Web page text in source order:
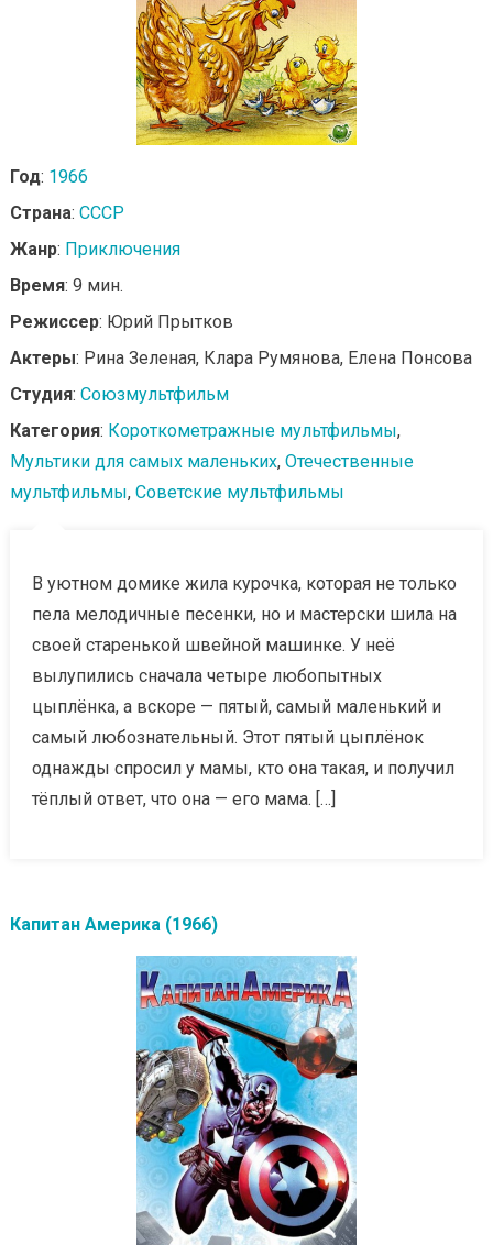
Год: 1966
Страна: СССР
Жанр: Приключения
Время: 9 мин.
Режиссер: Юрий Прытков
Актеры: Рина Зеленая, Клара Румянова, Елена Понсова
Студия: Союзмультфильм
Категория: Короткометражные мультфильмы,
Мультики для самых маленьких, Отечественные
мультфильмы, Советские мультфильмы
В уютном домике жила курочка, которая не только
пела мелодичные песенки, но и мастерски шила на
своей старенькой швейной машинке. У неё
вылупились сначала четыре любопытных
цыплёнка, а вскоре — пятый, самый маленький и
самый любознательный. Этот пятый цыплёнок
однажды спросил у мамы, кто она такая, и получил
тёплый ответ, что она — его мама. […]
Капитан Америка (1966)